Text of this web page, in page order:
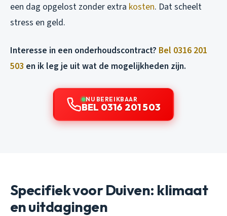
een dag opgelost zonder extra kosten. Dat scheelt
stress en geld.
Interesse in een onderhoudscontract? Bel 0316 201
503 en ik leg je uit wat de mogelijkheden zijn.
NU BEREIKBAAR
BEL 0316 201 503
Specifiek voor Duiven: klimaat
en uitdagingen